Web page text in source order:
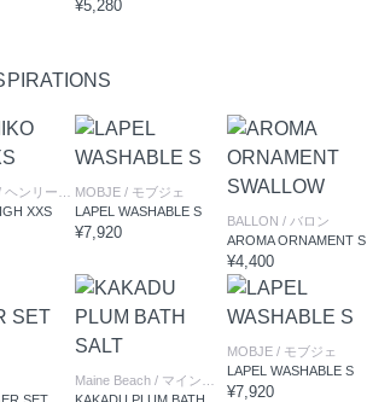
¥5,280
ンリーディーン
XXS
MOBJE / モブジェ
LAPEL WASHABLE S
¥7,920
BALLON / バロン
¥4,400
Maine Beach / マインビーチ
MOBJE / モブジェ
LAPEL WASHABLE S
¥7,920